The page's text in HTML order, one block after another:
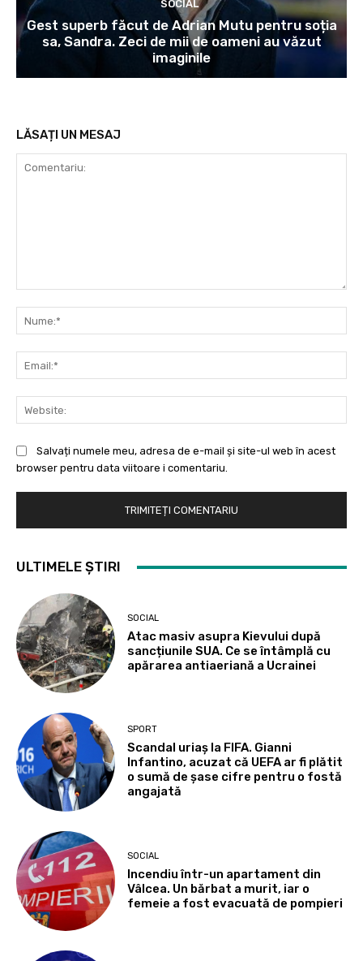
SOCIAL
Gest superb făcut de Adrian Mutu pentru soția
sa, Sandra. Zeci de mii de oameni au văzut
imaginile
LĂSAȚI UN MESAJ
Salvați numele meu, adresa de e-mail și site-ul web în acest
browser pentru data viitoare i comentariu.
ULTIMELE ȘTIRI
SOCIAL
Atac masiv asupra Kievului după
sancțiunile SUA. Ce se întâmplă cu
apărarea antiaeriană a Ucrainei
SPORT
Scandal uriaș la FIFA. Gianni
Infantino, acuzat că UEFA ar fi plătit
o sumă de șase cifre pentru o fostă
angajată
SOCIAL
Incendiu într-un apartament din
Vâlcea. Un bărbat a murit, iar o
femeie a fost evacuată de pompieri